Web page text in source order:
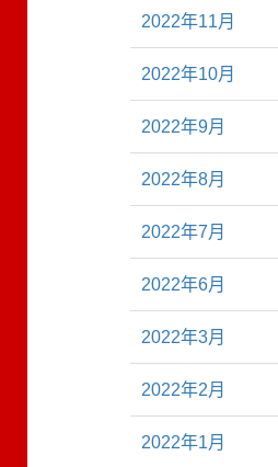
2022年11月
2022年10月
2022年9月
2022年8月
2022年7月
2022年6月
2022年3月
2022年2月
2022年1月